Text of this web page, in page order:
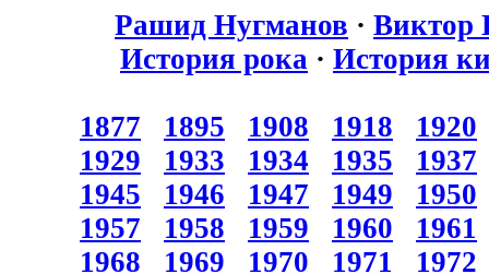
Рашид Нугманов · Виктор
История рока · История
1877 1895 1908 1918
1920
1929
1933 1934 1935
1937
1945
1946 1947 1949
1950
1957
1958 1959 1960
1961
1968
1969 1970 1971
1972